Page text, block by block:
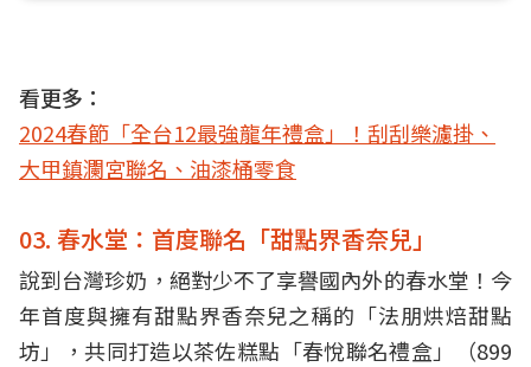
看更多：
2024春節「全台12最強龍年禮盒」！刮刮樂濾掛、
大甲鎮瀾宮聯名、油漆桶零食
03. 春水堂：首度聯名「甜點界香奈兒」
說到台灣珍奶，絕對少不了享譽國內外的春水堂！今
年首度與擁有甜點界香奈兒之稱的「法朋烘焙甜點
坊」，共同打造以茶佐糕點「春悅聯名禮盒」（899